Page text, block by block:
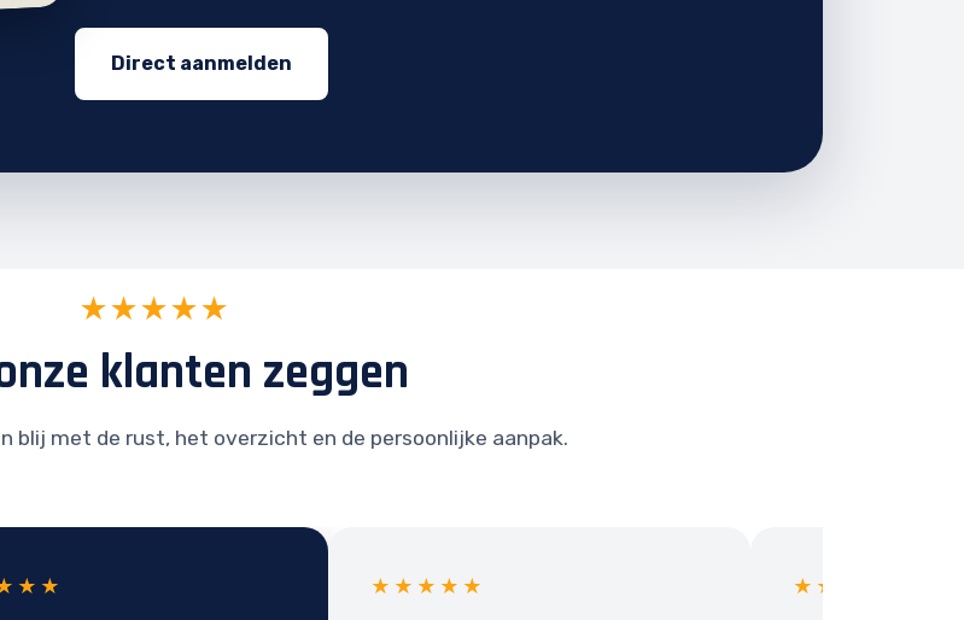
Direct aanmelden
★★★★★
klanten zeggen
blij met de rust, het overzicht en de persoonlijke aanpak.
★★★★★ ★★★★★